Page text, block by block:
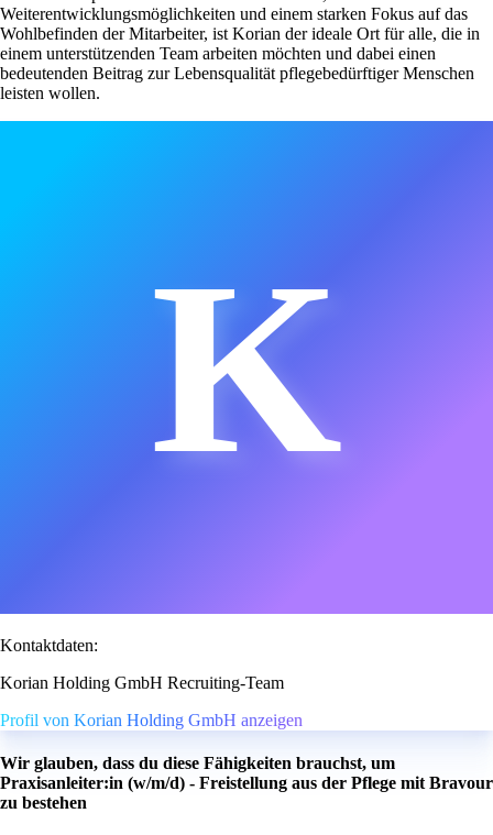
Weiterentwicklungsmöglichkeiten und einem starken Fokus auf das
Wohlbefinden der Mitarbeiter, ist Korian der ideale Ort für alle, die in
einem unterstützenden Team arbeiten möchten und dabei einen
bedeutenden Beitrag zur Lebensqualität pflegebedürftiger Menschen
leisten wollen.
K
Kontaktdaten:
Korian Holding GmbH Recruiting-Team
Profil von Korian Holding GmbH anzeigen
Wir glauben, dass du diese Fähigkeiten brauchst, um
Praxisanleiter:in (w/m/d) - Freistellung aus der Pflege mit Bravour
zu bestehen